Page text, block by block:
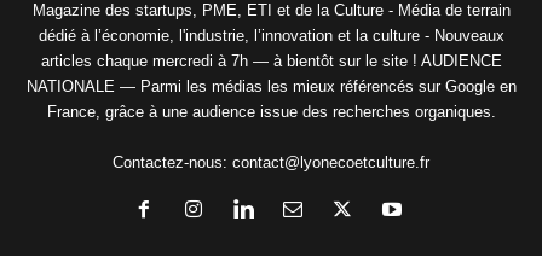
Magazine des startups, PME, ETI et de la Culture - Média de terrain
dédié à l’économie, l'industrie, l’innovation et la culture - Nouveaux
articles chaque mercredi à 7h — à bientôt sur le site ! AUDIENCE
NATIONALE — Parmi les médias les mieux référencés sur Google en
France, grâce à une audience issue des recherches organiques.
Contactez-nous: contact@lyonecoetculture.fr